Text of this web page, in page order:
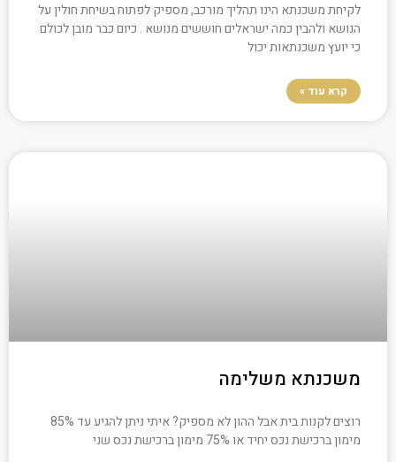
לקיחת משכנתא הינו תהליך מורכב, מספיק לפתוח בשיחת חולין על
הנושא ולהבין כמה ישראלים חוששים מנושא . כיום כבר מובן לכולם
כי יועץ משכנתאות יכול
קרא עוד »
משכנתא משלימה
רוצים לקנות בית אבל ההון לא מספיק? איתי ניתן להגיע עד 85%
מימון ברכישת נכס יחיד או 75% מימון ברכישת נכס שני